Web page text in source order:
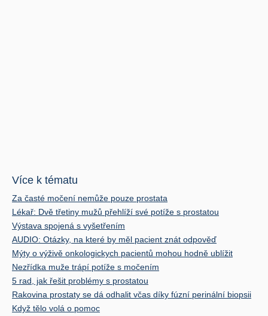
Více k tématu
Za časté močení nemůže pouze prostata
Lékař: Dvě třetiny mužů přehlíží své potíže s prostatou
Výstava spojená s vyšetřením
AUDIO: Otázky, na které by měl pacient znát odpověď
Mýty o výživě onkologickych pacientů mohou hodně ublížit
Nezřídka muže trápí potíže s močením
5 rad, jak řešit problémy s prostatou
Rakovina prostaty se dá odhalit včas díky fúzní perinální biopsii
Když tělo volá o pomoc